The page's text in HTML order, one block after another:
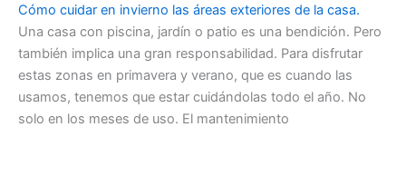
Cómo cuidar en invierno las áreas exteriores de la casa.
Una casa con piscina, jardín o patio es una bendición. Pero
también implica una gran responsabilidad. Para disfrutar
estas zonas en primavera y verano, que es cuando las
usamos, tenemos que estar cuidándolas todo el año. No
solo en los meses de uso. El mantenimiento